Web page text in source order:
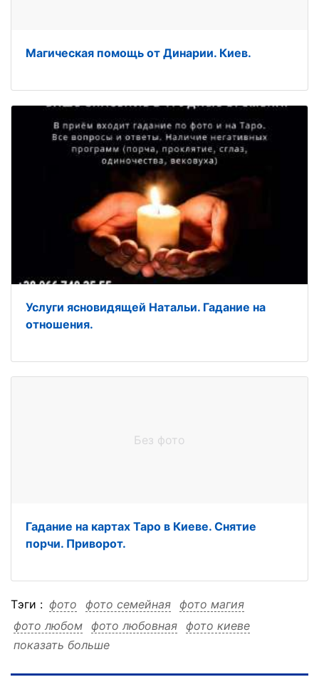
Магическая помощь от Динарии. Киев.
Услуги ясновидящей Натальи. Гадание на
отношения.
Без фото
Гадание на картах Таро в Киеве. Снятие
порчи. Приворот.
Тэги : фото фото семейная фото магия
фото любом фото любовная фото киеве
фото дистанционно
показать больше